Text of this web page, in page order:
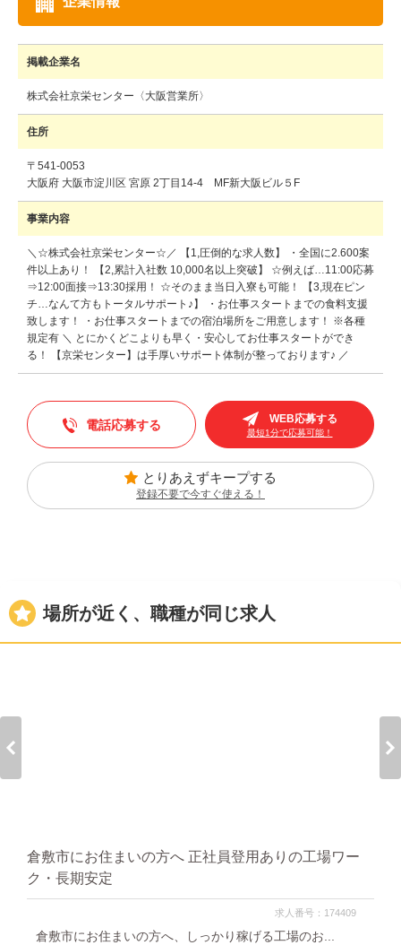
掲載企業名
株式会社京栄センター〈大阪営業所〉
住所
〒541-0053
大阪府 大阪市淀川区 宮原 2丁目14-4 MF新大阪ビル５F
事業内容
＼☆株式会社京栄センター☆／ 【1,圧倒的な求人数】 ・全国に2.600案
件以上あり！ 【2,累計入社数 10,000名以上突破】 ☆例えば…11:00応募
⇒12:00面接⇒13:30採用！ ☆そのまま当日入寮も可能！ 【3,現在ピン
チ…なんて方もトータルサポート♪】 ・お仕事スタートまでの食料支援
致します！ ・お仕事スタートまでの宿泊場所をご用意します！ ※各種
規定有 ＼ とにかくどこよりも早く・安心してお仕事スタートができ
る！ 【京栄センター】は手厚いサポート体制が整っております♪ ／
電話応募する WEB応募する
最短1分で応募可能！
とりあえずキープする
登録不要で今すぐ使える！
場所が近く、職種が同じ求人
倉敷市にお住まいの方へ 正社員登用ありの工場ワー
ク・長期安定
求人番号：174409
倉敷市にお住まいの方へ、しっかり稼げる工場のお...